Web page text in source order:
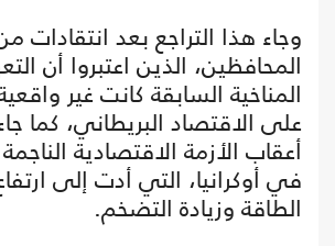
وجاء هذا التراجع بعد
المحافظين، الذين اعتبروا أن
المناخية السابقة كانت غير
على الاقتصاد البريطاني، كما
أعقاب الأزمة الاقتصادية
في أوكرانيا، التي أدت إلى
الطاقة وزيادة التضخم.